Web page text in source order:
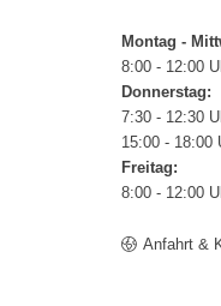
Montag -
8:00 - 12:00
Donnerstag:
7:30 - 12:30
15:00 - 18:00
Freitag:
8:00 - 12:00
Anfahrt &